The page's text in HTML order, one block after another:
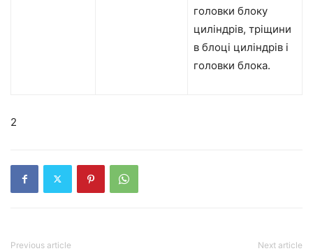
головки блоку
циліндрів, тріщини
в блоці циліндрів і
головки блока.
2
Previous article Next article